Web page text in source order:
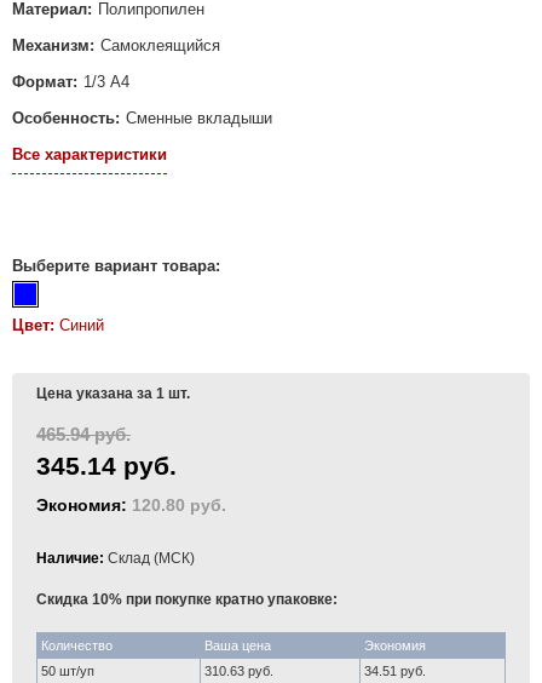
Материал: Полипропилен
Механизм: Самоклеящийся
Формат: 1/3 А4
Особенность: Сменные вкладыши
Все характеристики
Выберите вариант товара:
Цвет: Синий
Цена указана за 1 шт.
465.94 руб.
345.14 руб.
Экономия: 120.80 руб.
Наличие: Склад (МСК)
Скидка 10% при покупке кратно упаковке:
Количество Ваша цена
Экономия
50 шт/уп
310.63 руб. 34.51 руб.